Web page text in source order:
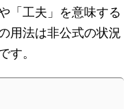
「工夫」を意味する
用法は非公式の状況
す。